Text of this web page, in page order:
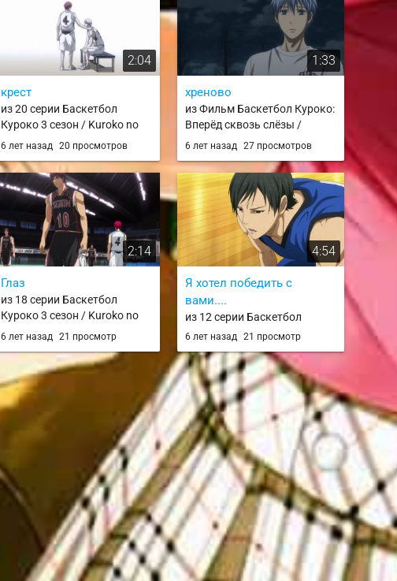
2:04
крест
из 20 серии Баскетбол
Куроко 3 сезон / Kuroko no
Basket 3rd Season / knb 3
6 лет назад 20 просмотров
1:33
хреново
из Фильм Баскетбол Куроко:
Вперёд сквозь слёзы /
Kuroko no Basket Movie 2:
6 лет назад 27 просмотров
2:14
Глаз
из 18 серии Баскетбол
Куроко 3 сезон / Kuroko no
Basket 3rd Season / knb 3
6 лет назад 21 просмотр
4:54
Я хотел победить с
вами....
из 12 серии Баскетбол
Куроко 3 сезон / Kuroko no
Basket 3rd Season / knb 3
6 лет назад 21 просмотр